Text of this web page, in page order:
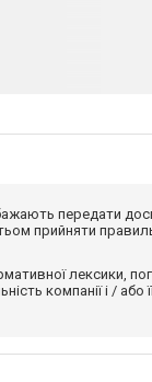
передати
прийняти
лексики,
компанії і /